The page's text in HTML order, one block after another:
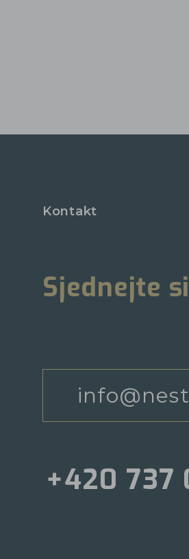
Kontakt
Sjednejte
+420 737